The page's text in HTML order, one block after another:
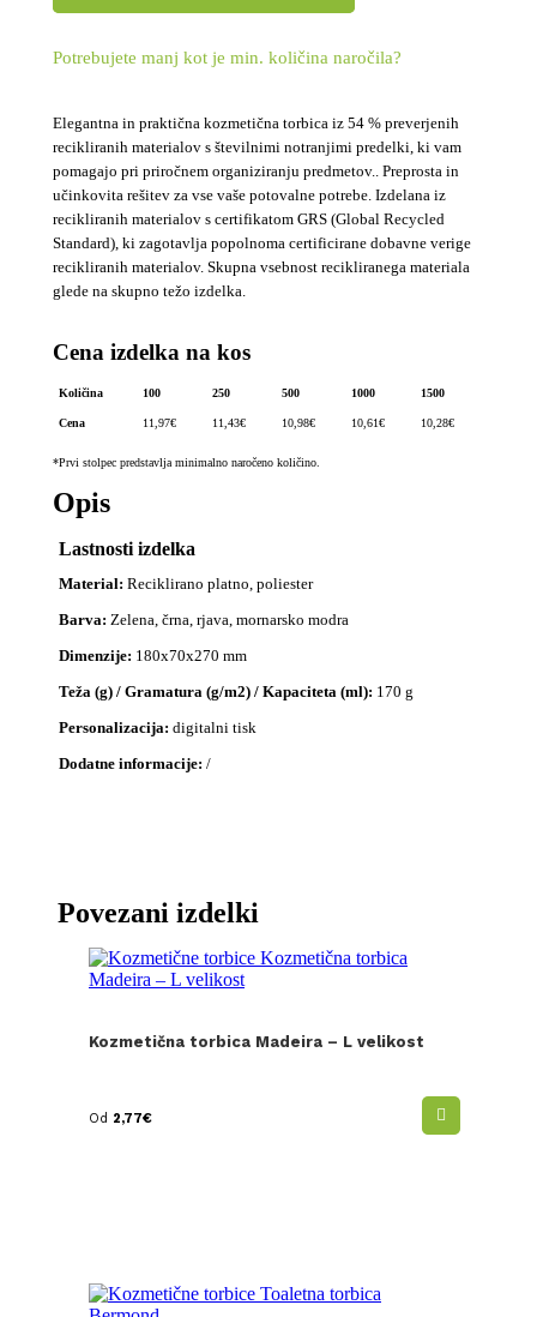
Potrebujete manj kot je min. količina naročila?
Elegantna in praktična kozmetična torbica iz 54 % preverjenih
recikliranih materialov s številnimi notranjimi predelki, ki vam
pomagajo pri priročnem organiziranju predmetov.. Preprosta in
učinkovita rešitev za vse vaše potovalne potrebe. Izdelana iz
recikliranih materialov s certifikatom GRS (Global Recycled
Standard), ki zagotavlja popolnoma certificirane dobavne verige
recikliranih materialov. Skupna vsebnost recikliranega materiala
glede na skupno težo izdelka.
Cena izdelka na kos
Količina 100 250 500 1000 1500
Cena 11,97€ 11,43€ 10,98€ 10,61€ 10,28€
*Prvi stolpec predstavlja minimalno naročeno količino.
Opis
Lastnosti izdelka
Material: Reciklirano platno, poliester
Barva: Zelena, črna, rjava, mornarsko modra
Dimenzije: 180x70x270 mm
Teža (g) / Gramatura (g/m2) / Kapaciteta (ml): 170 g
Personalizacija: digitalni tisk
Dodatne informacije: /
Povezani izdelki
Kozmetična torbica Madeira – L velikost
Od 2,77€